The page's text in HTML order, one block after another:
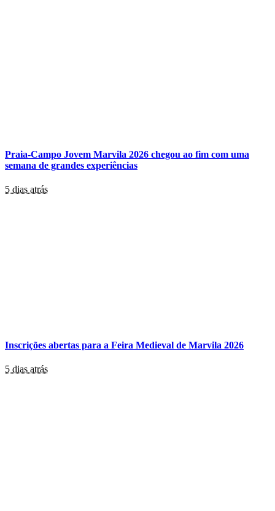
Praia-Campo Jovem Marvila 2026 chegou ao fim com uma
semana de grandes experiências
5 dias atrás
Inscrições abertas para a Feira Medieval de Marvila 2026
5 dias atrás